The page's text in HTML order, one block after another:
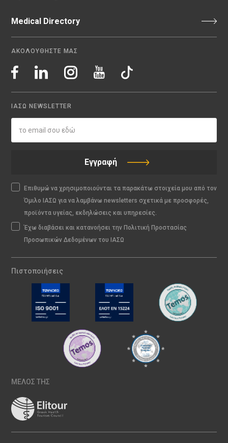
Medical Directory
ΑΚΟΛΟΥΘΗΣΤΕ ΜΑΣ
ΙΑΣΩ NEWSLETTER
Εγγραφή
Επιθυμώ να χρησιμοποιούνται τα παρακάτω στοιχεία μου από τον
Όμιλο ΙΑΣΩ για να λαμβάνω newsletters σχετικά με προσφορές,
προϊόντα υγείας, εκδηλώσεις και υπηρεσίες.
Έχω διαβάσει και κατανοήσει την Πολιτική Προστασίας
Προσωπικών Δεδομένων του ΙΑΣΩ
Πιστοποιήσεις
ΜΕΛΟΣ ΤΗΣ